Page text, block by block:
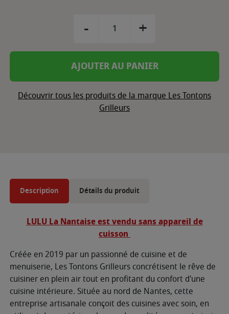
- +
AJOUTER AU PANIER
Découvrir tous les produits de la marque Les Tontons
Grilleurs
Description Détails du produit
LULU La Nantaise est vendu sans appareil de
cuisson
Créée en 2019 par un passionné de cuisine et de
menuiserie, Les Tontons Grilleurs concrétisent le rêve de
cuisiner en plein air tout en profitant du confort d'une
cuisine intérieure. Située au nord de Nantes, cette
entreprise artisanale conçoit des cuisines avec soin, en